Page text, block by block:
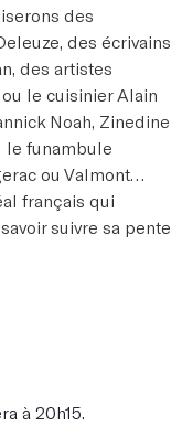
des
des écrivains
des artistes
le cuisinier Alain
Noah, Zinedine
le funambule
ou Valmont…
français qui
suivre sa pente
à 20h15.